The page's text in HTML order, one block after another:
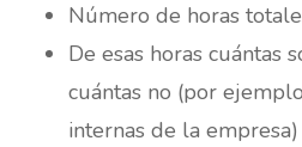
Número de horas
De esas horas cuántas
cuántas no (por
internas de la empresa)